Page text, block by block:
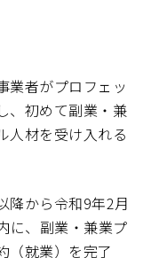
業者がプロフェッ
、初めて副業・兼
人材を受け入れる
降から令和9年2月
に、副業・兼業プ
（就業）を完了